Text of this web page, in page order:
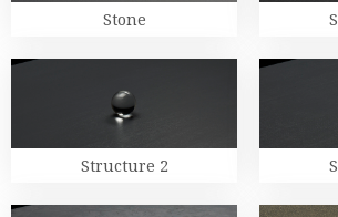
Stone
Structure 2